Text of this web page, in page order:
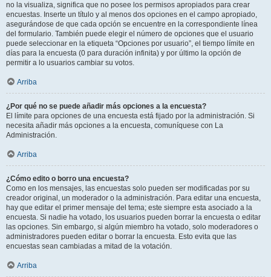
no la visualiza, significa que no posee los permisos apropiados para crear
encuestas. Inserte un título y al menos dos opciones en el campo apropiado,
asegurándose de que cada opción se encuentre en la correspondiente línea
del formulario. También puede elegir el número de opciones que el usuario
puede seleccionar en la etiqueta “Opciones por usuario”, el tiempo límite en
días para la encuesta (0 para duración infinita) y por último la opción de
permitir a lo usuarios cambiar su votos.
Arriba
¿Por qué no se puede añadir más opciones a la encuesta?
El límite para opciones de una encuesta está fijado por la administración. Si
necesita añadir más opciones a la encuesta, comuníquese con La
Administración.
Arriba
¿Cómo edito o borro una encuesta?
Como en los mensajes, las encuestas solo pueden ser modificadas por su
creador original, un moderador o la administración. Para editar una encuesta,
hay que editar el primer mensaje del tema; este siempre esta asociado a la
encuesta. Si nadie ha votado, los usuarios pueden borrar la encuesta o editar
las opciones. Sin embargo, si algún miembro ha votado, solo moderadores o
administradores pueden editar o borrar la encuesta. Esto evita que las
encuestas sean cambiadas a mitad de la votación.
Arriba